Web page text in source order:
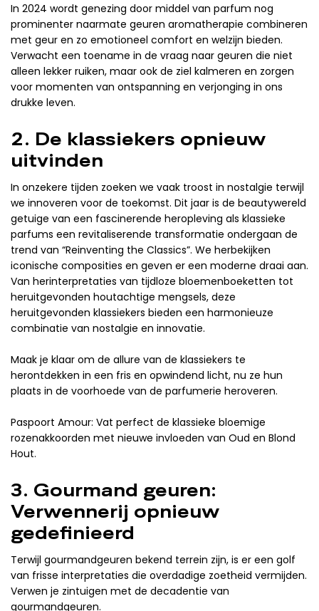
In 2024 wordt genezing door middel van parfum nog
prominenter naarmate geuren aromatherapie combineren
met geur en zo emotioneel comfort en welzijn bieden.
Verwacht een toename in de vraag naar geuren die niet
alleen lekker ruiken, maar ook de ziel kalmeren en zorgen
voor momenten van ontspanning en verjonging in ons
drukke leven.
2. De klassiekers opnieuw
uitvinden
In onzekere tijden zoeken we vaak troost in nostalgie terwijl
we innoveren voor de toekomst. Dit jaar is de beautywereld
getuige van een fascinerende heropleving als klassieke
parfums een revitaliserende transformatie ondergaan de
trend van “Reinventing the Classics”. We herbekijken
iconische composities en geven er een moderne draai aan.
Van herinterpretaties van tijdloze bloemenboeketten tot
heruitgevonden houtachtige mengsels, deze
heruitgevonden klassiekers bieden een harmonieuze
combinatie van nostalgie en innovatie.
Maak je klaar om de allure van de klassiekers te
herontdekken in een fris en opwindend licht, nu ze hun
plaats in de voorhoede van de parfumerie heroveren.
Paspoort Amour: Vat perfect de klassieke bloemige
rozenakkoorden met nieuwe invloeden van Oud en Blond
Hout.
3. Gourmand geuren:
Verwennerij opnieuw
gedefinieerd
Terwijl gourmandgeuren bekend terrein zijn, is er een golf
van frisse interpretaties die overdadige zoetheid vermijden.
Verwen je zintuigen met de decadentie van
gourmandgeuren.